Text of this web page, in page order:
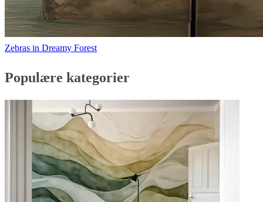
Zebras in Dreamy Forest
Populære kategorier